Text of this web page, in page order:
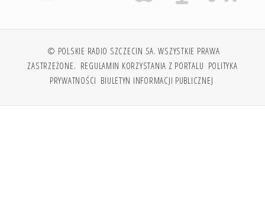
© POLSKIE RADIO SZCZECIN SA. WSZYSTKIE PRAWA
ZASTRZEŻONE. REGULAMIN KORZYSTANIA Z PORTALU POLITYKA
PRYWATNOŚCI BIULETYN INFORMACJI PUBLICZNEJ